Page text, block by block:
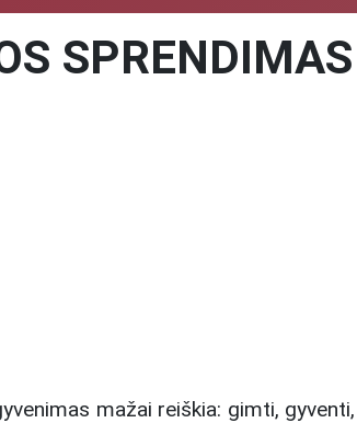
mažai reiškia: gimti,